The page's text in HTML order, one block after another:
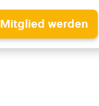
Mitglied werden